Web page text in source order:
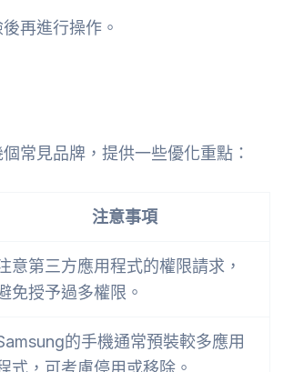
再進行操作。
常見品牌，提供一些優化重點：
注意事項
意第三方應用程式的權限請求，
免授予過多權限。
的手機通常預裝較多應用